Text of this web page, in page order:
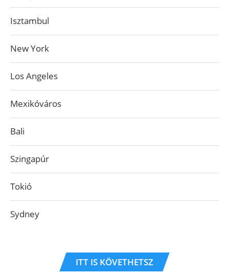
Isztambul
New York
Los Angeles
Mexikóváros
Bali
Szingapúr
Tokió
Sydney
ITT IS KÖVETHETSZ